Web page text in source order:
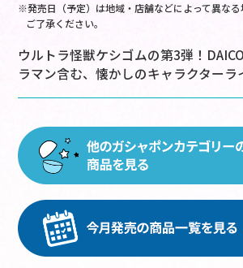
※発売日（予定）は地域・店舗などによって異な
ご了承ください。
ウルトラ怪獣ケシゴムの第3弾！
ラマン含む、懐かしのキャラクターラ